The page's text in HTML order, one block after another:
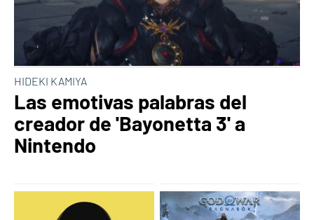
HIDEKI KAMIYA
Las emotivas palabras del
creador de 'Bayonetta 3' a
Nintendo